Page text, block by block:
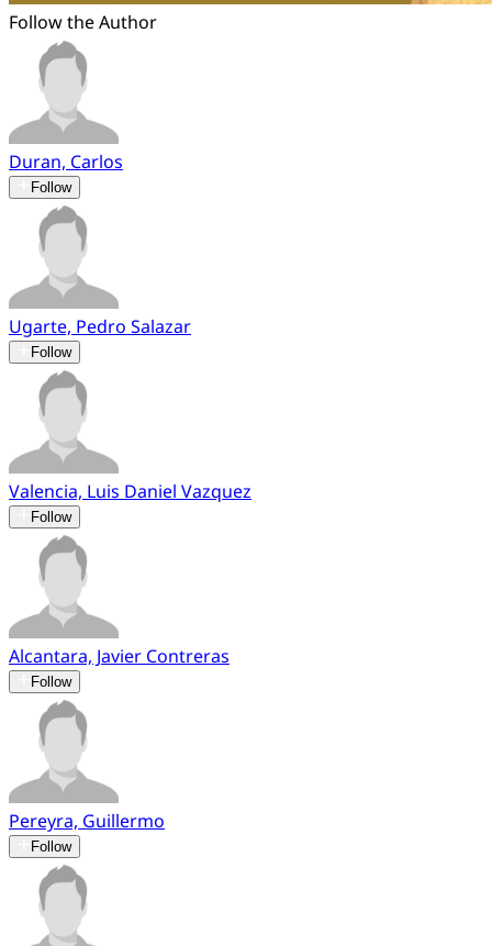
Follow the Author
Duran, Carlos
Follow
Ugarte, Pedro Salazar
Follow
Valencia, Luis Daniel Vazquez
Follow
Alcantara, Javier Contreras
Follow
Pereyra, Guillermo
Follow